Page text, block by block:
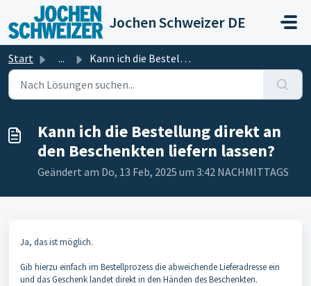
Zum hauptsächlichen Inhalt gehen
Jochen Schweizer DE
Start ... Kann ich die Bestellung direkt an den Beschenkten liefern...
Kann ich die Bestellung direkt an
den Beschenkten liefern lassen?
Geändert am Do, 13 Feb, 2025 um 3:42 NACHMITTAGS
Ja, das ist möglich.
Gib hierzu einfach im Bestellprozess die abweichende Lieferadresse ein
und das Geschenk landet direkt in den Händen des Beschenkten.